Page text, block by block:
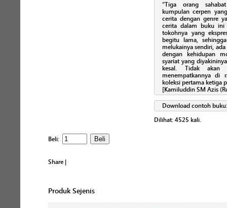
“Tiga orang
kumpulan cerpen
cerita dengan genre
cerita dalam buku ini
tokohnya yang
begitu lama,
melukainya sendiri,
dengan kehidupan
syariat yang
kesal. Tidak
menempatkannya di
koleksi pertama ketiga
[Kamiluddin SM Azis
Download contoh
Dilihat: 4525 kali.
Beli:
Share |
Produk Sejenis